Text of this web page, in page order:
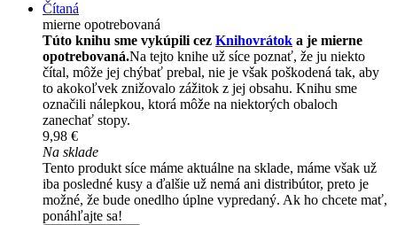
Čítaná
mierne opotrebovaná
Túto knihu sme vykúpili cez Knihovrátok a je mierne
opotrebovaná.Na tejto knihe už síce poznať, že ju niekto
čítal, môže jej chýbať prebal, nie je však poškodená tak, aby
to akokoľvek znižovalo zážitok z jej obsahu. Knihu sme
označili nálepkou, ktorá môže na niektorých obaloch
zanechať stopy.
9,98 €
Na sklade
Tento produkt síce máme aktuálne na sklade, máme však už
iba posledné kusy a ďalšie už nemá ani distribútor, preto je
možné, že bude onedlho úplne vypredaný. Ak ho chcete mať,
ponáhľajte sa!